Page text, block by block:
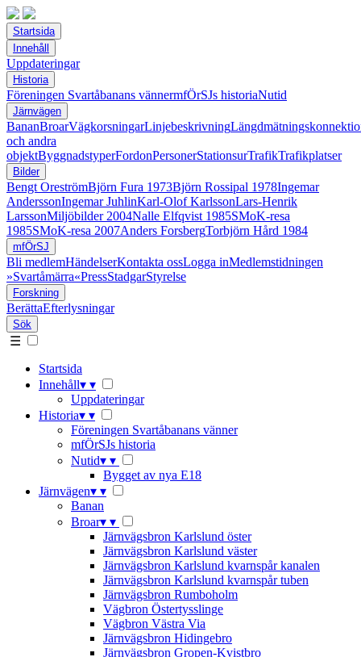
Startsida
Innehåll
Uppdateringar
Historia
Föreningen Svartåbanans vännermfÖrSJs historiaNutid
Järnvägen
BananBroarVägkorsningarLinjebeskrivning
och andra
objektByggnadstyperFordonPersonerStationsurTrafikTrafikplatser
Bilder
Bengt OreströmBjörn Fura 1973Björn Rossipal 1978Ingemar
AnderssonIngemar JuhlinKarl-Olof KarlssonLars-Henrik
LarssonMiljöbilder 2004Nalle Elfqvist 1985SMoK-resa
1985SMoK-resa 2007Anders ForsbergTorbjörn Hård 1984
mfÖrSJ
Bli medlemHändelserKontakta ossLogga inMedlemstidningen
»Svartåmärra«PressStadgarStyrelse
Forskning
BerättaEfterlysningar
Sök
☰
Startsida
Innehåll▾ ▾
Uppdateringar
Historia▾ ▾
Föreningen Svartåbanans vänner
mfÖrSJs historia
Nutid▾ ▾
Bygget av nya E18
Järnvägen▾ ▾
Banan
Broar▾ ▾
Järnvägsbron Karlslund öster
Järnvägsbron Karlslund väster
Järnvägsbron Karlslund kvarnspår kanalen
Järnvägsbron Karlslund kvarnspår tuben
Järnvägsbron Rumboholm
Vägbron Östertysslinge
Vägbron Västra Via
Järnvägsbron Hidingebro
Järnvägsbron Gropen-Kvistbro